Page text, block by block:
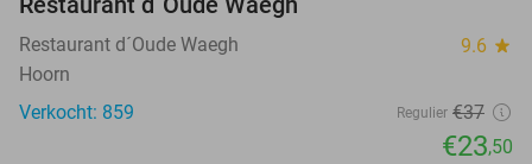
Restaurant d´Oude Waegh 9.6 star
Hoorn
Verkocht: 859
Regulier €37
€23,50